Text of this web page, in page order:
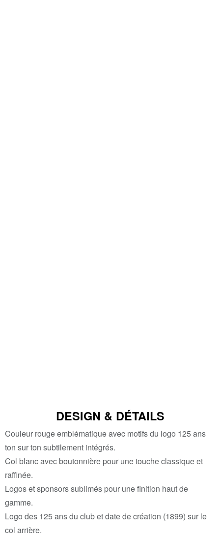
DESIGN & DÉTAILS
Couleur rouge emblématique avec motifs du logo 125 ans
ton sur ton subtilement intégrés.
Col blanc avec boutonnière pour une touche classique et
raffinée.
Logos et sponsors sublimés pour une finition haut de
gamme.
Logo des 125 ans du club et date de création (1899) sur le
col arrière.